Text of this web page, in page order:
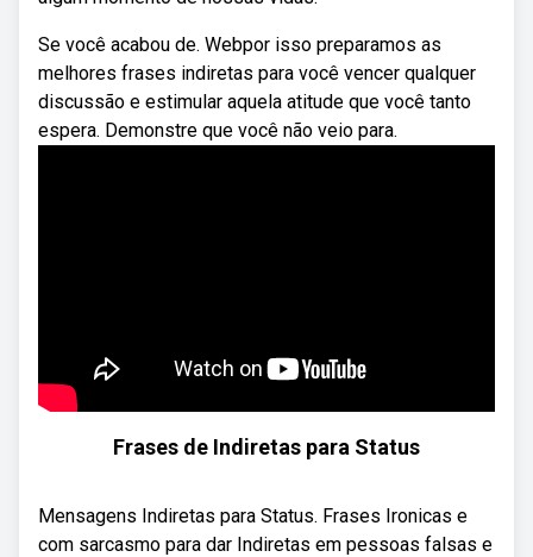
Se você acabou de. Webpor isso preparamos as
melhores frases indiretas para você vencer qualquer
discussão e estimular aquela atitude que você tanto
espera. Demonstre que você não veio para.
Frases de Indiretas para Status
Mensagens Indiretas para Status. Frases Ironicas e
com sarcasmo para dar Indiretas em pessoas falsas e